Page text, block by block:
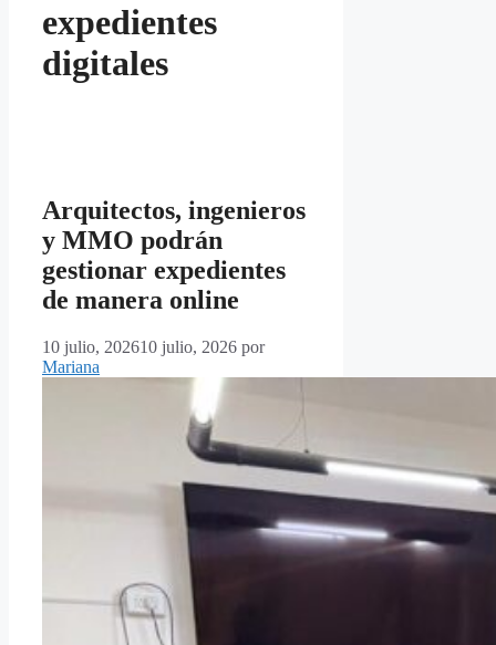
expedientes
digitales
Arquitectos, ingenieros
y MMO podrán
gestionar expedientes
de manera online
10 julio, 202610 julio, 2026 por
Mariana